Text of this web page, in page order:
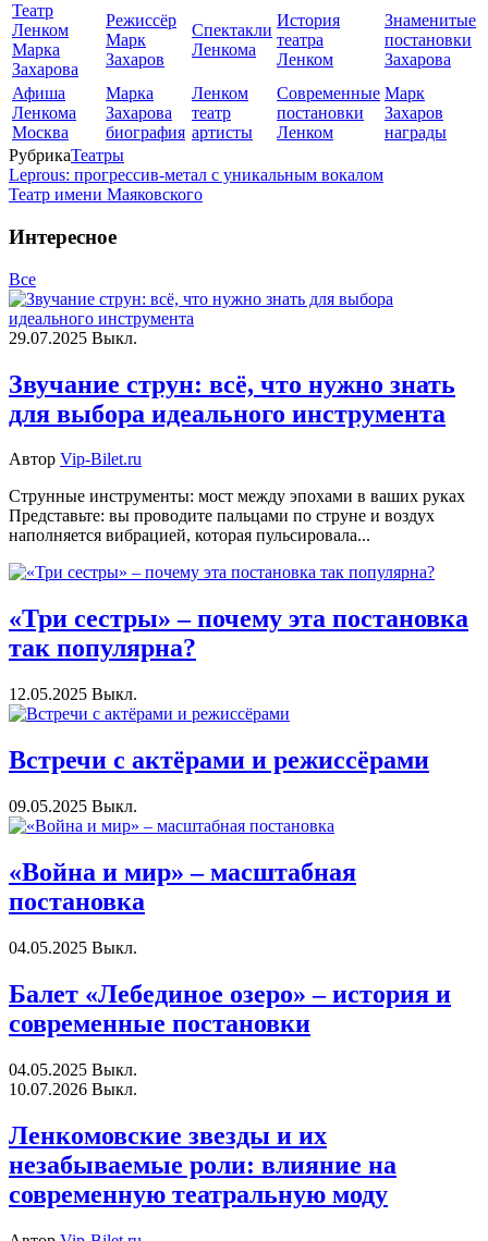
Театр
Ленком
Марка
Захарова
Режиссёр
Марк
Захаров
Спектакли
Ленкома
История
театра
Ленком
Знаменитые
постановки
Захарова
Афиша
Ленкома
Москва
Марка
Захарова
биография
Ленком
театр
артисты
Современные
постановки
Ленком
Марк
Захаров
награды
РубрикаТеатры
Leprous: прогрессив-метал с уникальным вокалом
Театр имени Маяковского
Интересное
Все
29.07.2025 Выкл.
Звучание струн: всё, что нужно знать
для выбора идеального инструмента
Автор Vip-Bilet.ru
Струнные инструменты: мост между эпохами в ваших руках
Представьте: вы проводите пальцами по струне и воздух
наполняется вибрацией, которая пульсировала...
«Три сестры» – почему эта постановка
так популярна?
12.05.2025 Выкл.
Встречи с актёрами и режиссёрами
09.05.2025 Выкл.
«Война и мир» – масштабная
постановка
04.05.2025 Выкл.
Балет «Лебединое озеро» – история и
современные постановки
04.05.2025 Выкл.
10.07.2026 Выкл.
Ленкомовские звезды и их
незабываемые роли: влияние на
современную театральную моду